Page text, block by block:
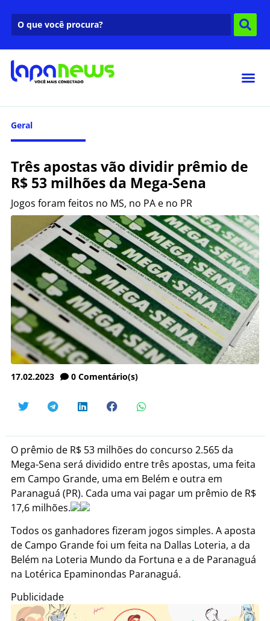
Geral
Três apostas vão dividir prêmio de
R$ 53 milhões da Mega-Sena
Jogos foram feitos no MS, no PA e no PR
17.02.2023 0 Comentário(s)
O prêmio de R$ 53 milhões do concurso 2.565 da
Mega-Sena será dividido entre três apostas, uma feita
em Campo Grande, uma em Belém e outra em
Paranaguá (PR). Cada uma vai pagar um prêmio de R$
17,6 milhões.
Todos os ganhadores fizeram jogos simples. A aposta
de Campo Grande foi um feita na Dallas Loteria, a da
Belém na Loteria Mundo da Fortuna e a de Paranaguá
na Lotérica Epaminondas Paranaguá.
Publicidade